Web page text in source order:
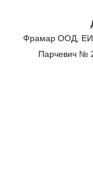
Фрамар ООД,
Парчевич №